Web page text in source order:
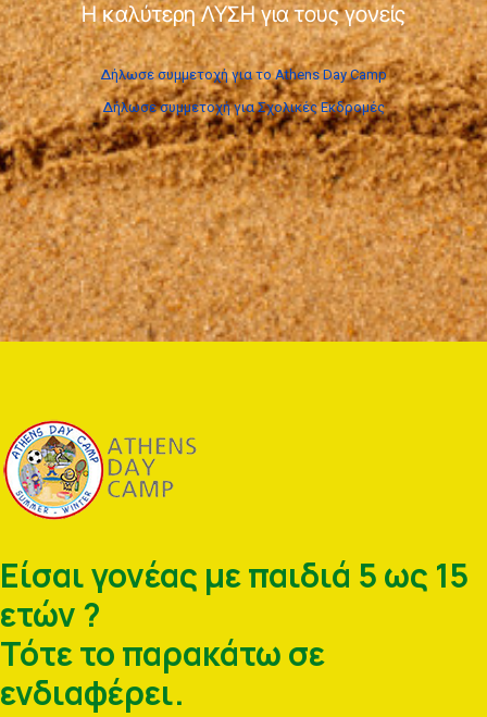
Η καλύτερη ΛΥΣΗ για τους γονείς
Δήλωσε συμμετοχή για το Athens Day Camp
Δήλωσε συμμετοχή για Σχολικές Εκδρομές
Είσαι γονέας με παιδιά 5 ως 15
ετών ?
Τότε το παρακάτω σε
ενδιαφέρει.